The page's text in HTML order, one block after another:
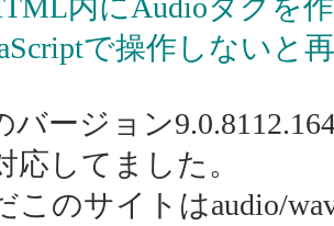
内にAudioタグを
で操作しないと
バージョン
応してました。
このサイトはaudio/